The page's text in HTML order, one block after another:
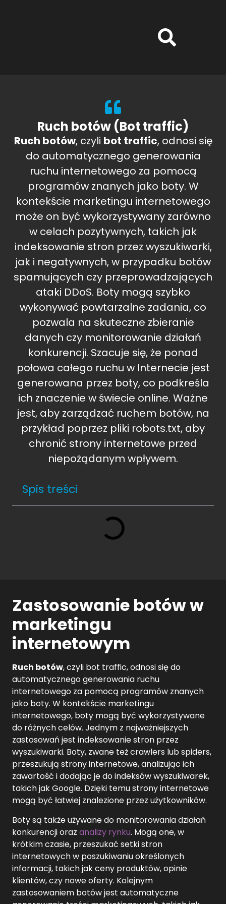
Ruch botów (Bot traffic)
Ruch botów, czyli bot traffic, odnosi się
do automatycznego generowania
ruchu internetowego za pomocą
programów znanych jako boty. W
kontekście marketingu internetowego
może on być wykorzystywany zarówno
w celach pozytywnych, takich jak
indeksowanie stron przez wyszukiwarki,
jak i negatywnych, w przypadku botów
spamujących czy przeprowadzających
ataki DDoS. Boty mogą szybko
wykonywać powtarzalne zadania, co
pozwala na skuteczne zbieranie
danych czy monitorowanie działań
konkurencji. Szacuje się, że ponad
połowa całego ruchu w Internecie jest
generowana przez boty, co podkreśla
ich znaczenie w świecie online. Ważne
jest, aby zarządzać ruchem botów, na
przykład poprzez pliki robots.txt, aby
chronić strony internetowe przed
niepożądanym wpływem.
Spis treści
Zastosowanie botów w
marketingu
internetowym
Ruch botów, czyli bot traffic, odnosi się do
automatycznego generowania ruchu
internetowego za pomocą programów znanych
jako boty. W kontekście marketingu
internetowego, boty mogą być wykorzystywane
do różnych celów. Jednym z najważniejszych
zastosowań jest indeksowanie stron przez
wyszukiwarki. Boty, zwane też crawlers lub spiders,
przeszukują strony internetowe, analizując ich
zawartość i dodając je do indeksów wyszukiwarek,
takich jak Google. Dzięki temu strony internetowe
mogą być łatwiej znalezione przez użytkowników.
Boty są także używane do monitorowania działań
konkurencji oraz analizy rynku. Mogą one, w
krótkim czasie, przeszukać setki stron
internetowych w poszukiwaniu określonych
informacji, takich jak ceny produktów, opinie
klientów, czy nowe oferty. Kolejnym
zastosowaniem botów jest automatyczne